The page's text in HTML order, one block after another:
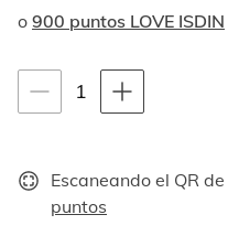
flechas
abajo
por
o 900 puntos LOVE ISDIN
Instrucciones de navegación
1
unidades
Escaneando el QR
puntos